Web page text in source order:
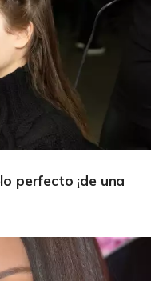
perfecto ¡de una